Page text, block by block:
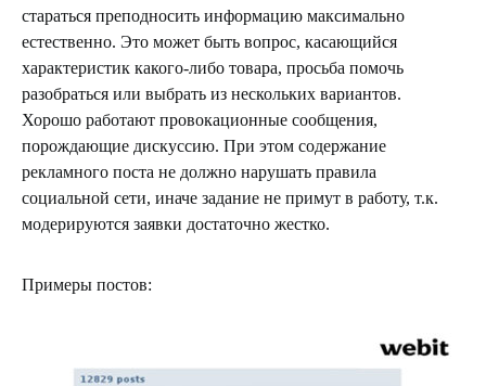
стараться преподносить информацию максимально
естественно. Это может быть вопрос, касающийся
характеристик какого-либо товара, просьба помочь
разобраться или выбрать из нескольких вариантов.
Хорошо работают провокационные сообщения,
порождающие дискуссию. При этом содержание
рекламного поста не должно нарушать правила
социальной сети, иначе задание не примут в работу, т.к.
модерируются заявки достаточно жестко.
Примеры постов: